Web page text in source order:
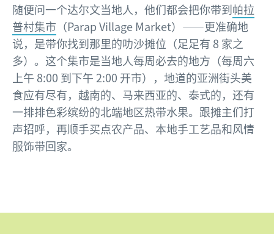
随便问一个达尔文当地人，他们都会把你带到帕拉
普村集市 （Parap Village Market）——更准确地
说，是带你找到那里的叻沙摊位（足足有 8 家之
多）。这个集市是当地人每周必去的地方（每周六
上午 8:00 到下午 2:00 开市），地道的亚洲街头美
食应有尽有，越南的、马来西亚的、泰式的，还有
一排排色彩缤纷的北端地区热带水果。跟摊主们打
声招呼，再顺手买点农产品、本地手工艺品和风情
服饰带回家。